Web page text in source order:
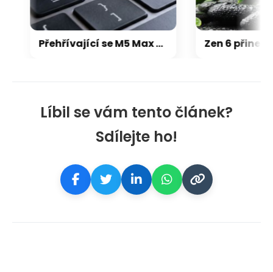
Líbil se vám tento článek?
Sdílejte ho!
Přehřívající se M5 Max MacBook Pro trápí zaseklé klávesy, cena opravy je $895